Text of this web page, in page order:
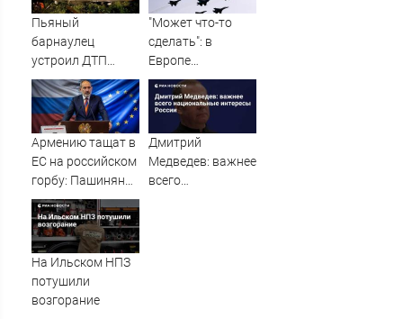
Пьяный
барнаулец
устроил ДТП
ночью в
Шебалино
"Может что-то
сделать": в
Европе
высказались о
нападении
России
Армению тащат в
ЕС на российском
горбу: Пашинян
узнал цену
предательства
Дмитрий
Медведев: важнее
всего
На Ильском НПЗ
потушили
возгорание